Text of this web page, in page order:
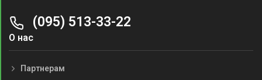
(095) 513-33-22
О нас
Партнерам